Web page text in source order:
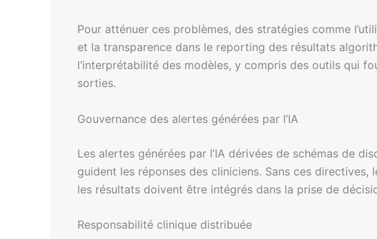
Pour atténuer ces problèmes, des stratégies comme
et la transparence dans le reporting des résultats
l’interprétabilité des modèles, y compris des outils qui
sorties.
Gouvernance des alertes générées par l’IA
Les alertes générées par l’IA dérivées de schémas de
guident les réponses des cliniciens. Sans ces
les résultats doivent être intégrés dans la prise de
Responsabilité clinique distribuée